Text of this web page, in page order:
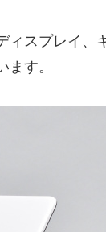
ィスプレイ、
す。